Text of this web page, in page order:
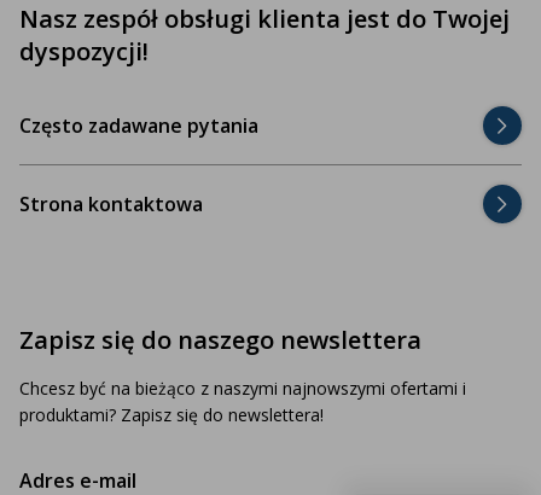
Nasz zespół obsługi klienta jest do Twojej
dyspozycji!
Często zadawane pytania
Strona kontaktowa
Zapisz się do naszego newslettera
Chcesz być na bieżąco z naszymi najnowszymi ofertami i
produktami? Zapisz się do newslettera!
Adres e-mail